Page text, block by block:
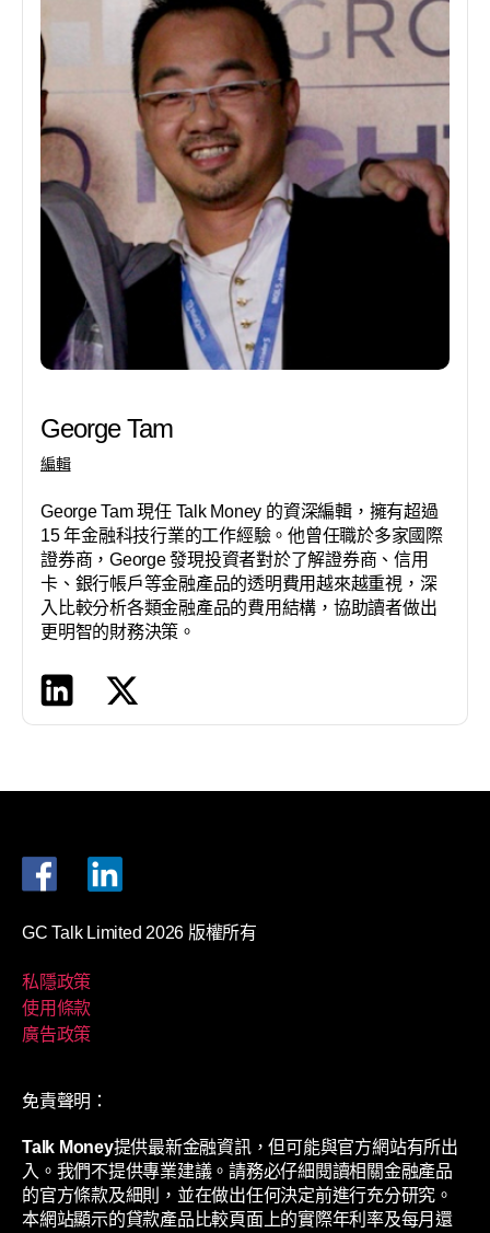
George Tam
編輯
George Tam 現任 Talk Money 的資深編輯，擁有超過
15 年金融科技行業的工作經驗。他曾任職於多家國際
證券商，George 發現投資者對於了解證券商、信用
卡、銀行帳戶等金融產品的透明費用越來越重視，深
入比較分析各類金融產品的費用結構，協助讀者做出
更明智的財務決策。
GC Talk Limited 2026 版權所有
私隱政策
使用條款
廣告政策
免責聲明：
Talk Money提供最新金融資訊，但可能與官方網站有所出
入。我們不提供專業建議。請務必仔細閱讀相關金融產品
的官方條款及細則，並在做出任何決定前進行充分研究。
本網站顯示的貸款產品比較頁面上的實際年利率及每月還